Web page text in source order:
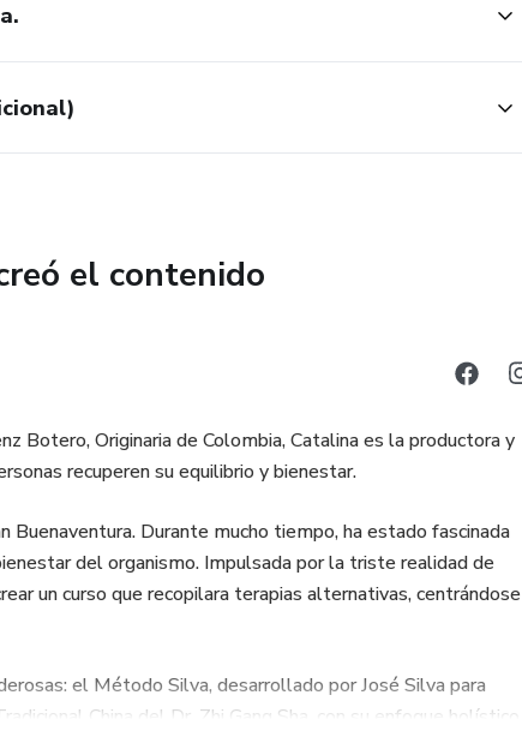
el contenido
Botero, Originaria de Colombia, Catalina es la productora y
recuperen su equilibrio y bienestar.
Buenaventura. Durante mucho tiempo, ha estado fascinada
del organismo. Impulsada por la triste realidad de
un curso que recopilara terapias alternativas, centrándose
el Método Silva, desarrollado por José Silva para
China del Dr. Zhi Gang Sha, con su enfoque holístico
poderosas, que nos ayudarán a conectar con